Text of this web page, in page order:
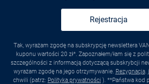
Rejestracja
Tak, wyrażam zgodę na subskrypcję newslettera
kuponu wartości 20 zł*. Zapoznałem/łam się z
szczególności z informacją dotyczącą subskrybcji
wyrażam zgodę na jego otrzymywanie. Rezygnacja.
chwili (patrz: Polityka prywatności ). **Państwa kod